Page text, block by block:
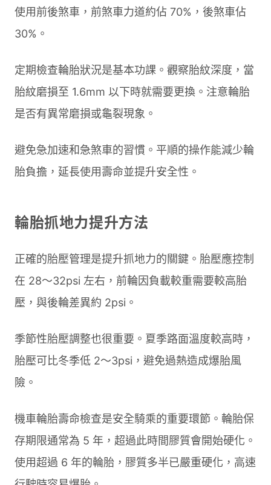
使用前後煞車，前煞車力道約佔 70%，後煞車佔
30%。
定期檢查輪胎狀況是基本功課。觀察胎紋深度，當
胎紋磨損至 1.6mm 以下時就需要更換。注意輪胎
是否有異常磨損或龜裂現象。
避免急加速和急煞車的習慣。平順的操作能減少輪
胎負擔，延長使用壽命並提升安全性。
輪胎抓地力提升方法
正確的胎壓管理是提升抓地力的關鍵。胎壓應控制
在 28～32psi 左右，前輪因負載較重需要較高胎
壓，與後輪差異約 2psi。
季節性胎壓調整也很重要。夏季路面溫度較高時，
胎壓可比冬季低 2～3psi，避免過熱造成爆胎風
險。
機車輪胎壽命檢查是安全騎乘的重要環節。輪胎保
存期限通常為 5 年，超過此時間膠質會開始硬化。
使用超過 6 年的輪胎，膠質多半已嚴重硬化，高速